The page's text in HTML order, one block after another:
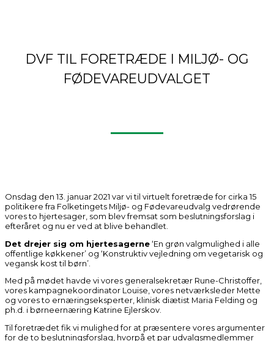
DVF TIL FORETRÆDE I MILJØ- OG
FØDEVAREUDVALGET
Onsdag den 13. januar 2021 var vi til virtuelt foretræde for cirka 15
politikere fra Folketingets Miljø- og Fødevareudvalg vedrørende
vores to hjertesager, som blev fremsat som beslutningsforslag i
efteråret og nu er ved at blive behandlet.
Det drejer sig om hjertesagerne‘En grøn valgmulighed i alle
offentlige køkkener’ og ‘Konstruktiv vejledning om vegetarisk og
vegansk kost til børn’.
Med på mødet havde vi vores generalsekretær Rune-Christoffer,
vores kampagnekoordinator Louise, vores netværksleder Mette
og vores to ernæringseksperter, klinisk diætist Maria Felding og
ph.d. i børneernæring Katrine Ejlerskov.
Til foretrædet fik vi mulighed for at præsentere vores argumenter
for de to beslutningsforslag, hvorpå et par udvalgsmedlemmer